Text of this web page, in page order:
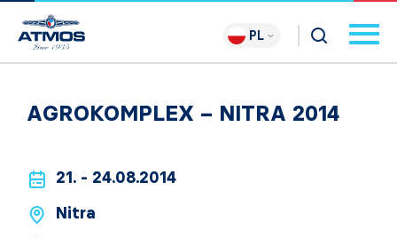
PL
AGROKOMPLEX – NITRA 2014
21. - 24.08.2014
Nitra